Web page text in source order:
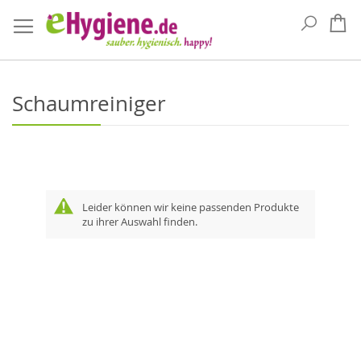
Suche
Schaumreiniger
Leider können wir keine passenden Produkte
zu ihrer Auswahl finden.